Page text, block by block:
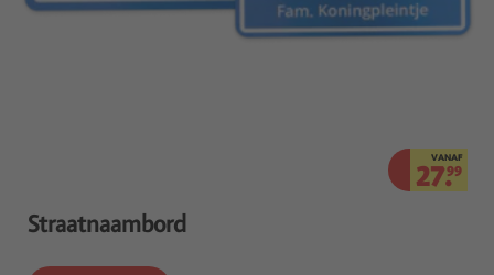
VANAF
27.99
Straatnaambord